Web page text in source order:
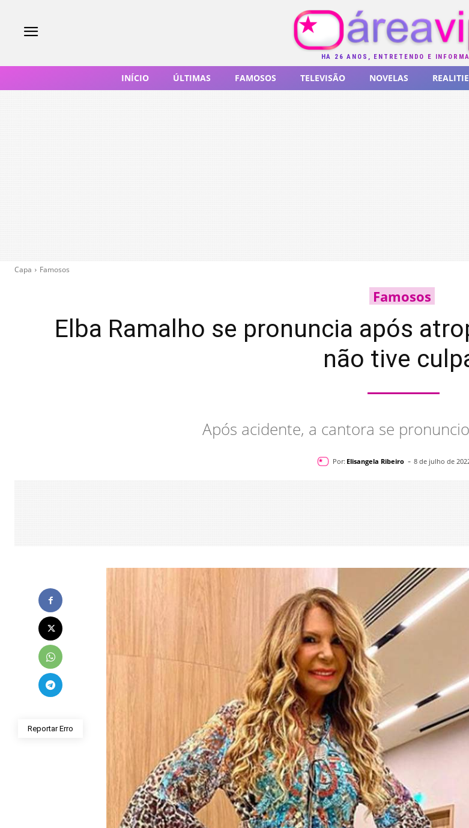
HÁ 26 ANOS, ENTRETENDO E
INÍCIO ÚLTIMAS FAMOSOS TELEVISÃO NOVELAS
Capa Famosos
Famosos
Elba Ramalho se pronuncia após
não tive
Após acidente, a cantora se
Por: Elisangela Ribeiro - 8 de julho de
Reportar Erro